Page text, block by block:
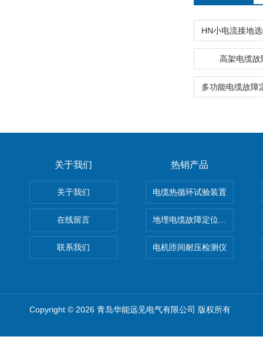
高架电缆故
关于我们
关于我们
在线留言
联系我们
热销产品
电缆热循环试验装置
地埋电缆故障定位仪 地下电
电机匝间耐压检测仪
Copyright © 2026 青岛华能远见电气有限公司 版权所有